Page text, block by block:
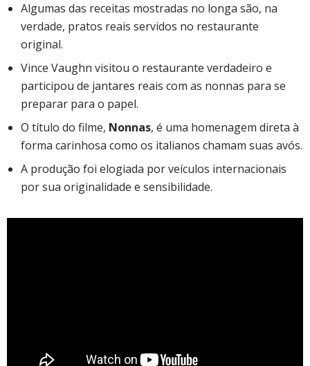
Algumas das receitas mostradas no longa são, na
verdade, pratos reais servidos no restaurante
original.
Vince Vaughn visitou o restaurante verdadeiro e
participou de jantares reais com as nonnas para se
preparar para o papel.
O título do filme, Nonnas, é uma homenagem direta à
forma carinhosa como os italianos chamam suas avós.
A produção foi elogiada por veículos internacionais
por sua originalidade e sensibilidade.